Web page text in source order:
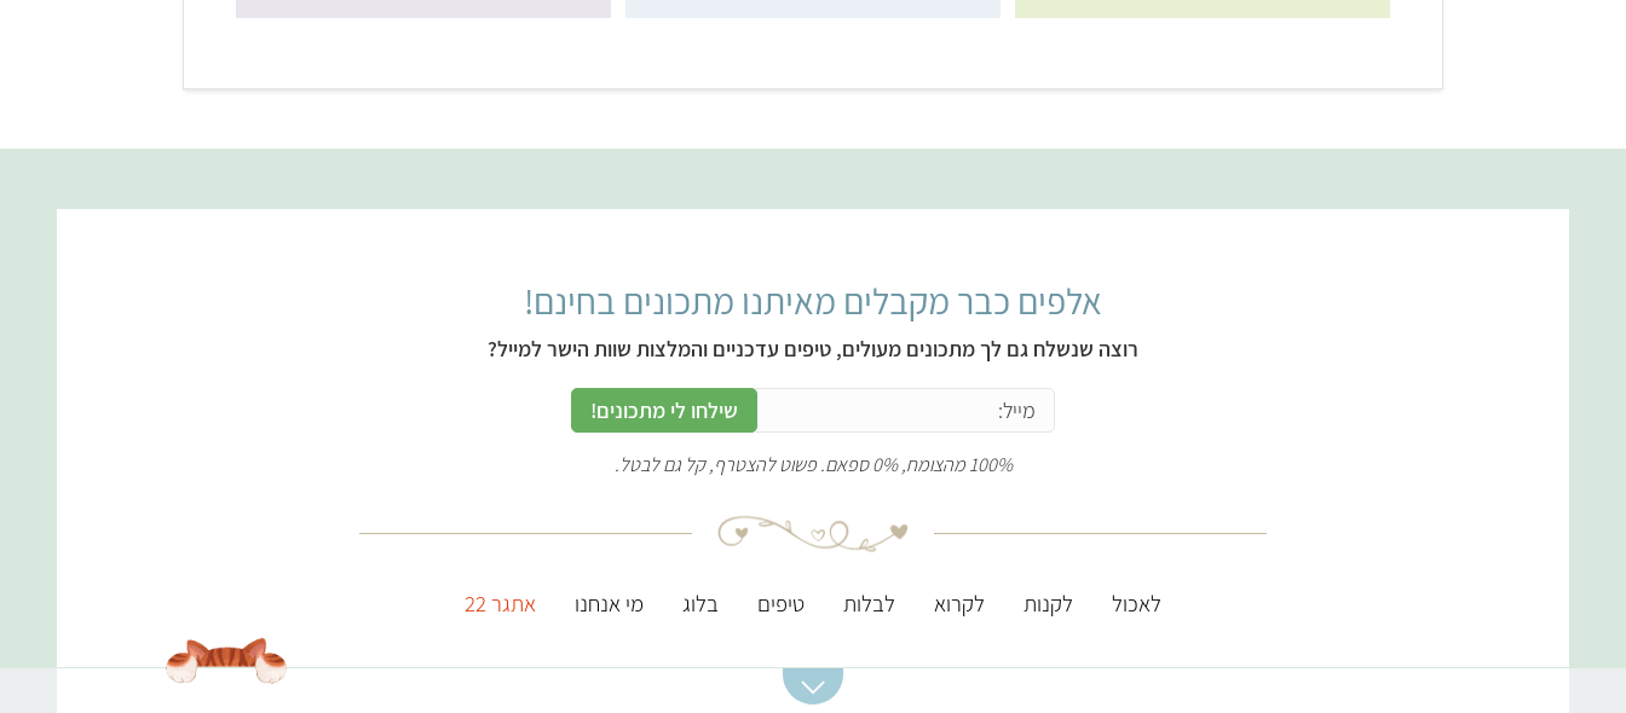
אלפים כבר מקבלים מאיתנו מתכונים בחינם!
רוצה שנשלח גם לך מתכונים מעולים, טיפים עדכניים והמלצות שוות הישר למייל?
שילחו לי מתכונים!
100% מהצומח, 0% ספאם. פשוט להצטרף, קל גם לבטל.
לאכול לקנות לקרוא לבלות טיפים בלוג מי אנחנו אתגר 22